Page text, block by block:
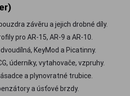
závěru a jejich drobné díly.
pro AR-15, AR-9 a AR-10.
KeyMod a Picatinny.
úderníky, vytahovače, vzpruhy.
a plynovratné trubice.
a úsťové brzdy.